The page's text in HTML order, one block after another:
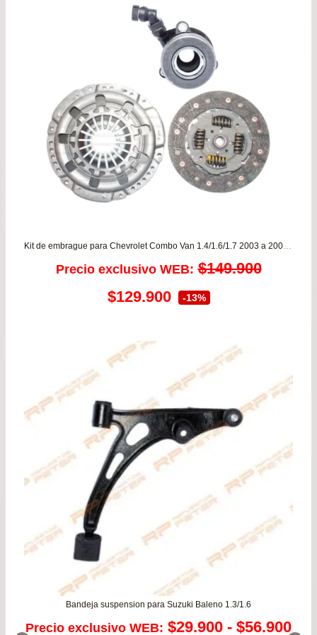
Kit de embrague para Chevrolet Combo Van 1.4/1.6/1.7 2003 a 2005 – Astra 1.8 desde año 2007 a 2013
Precio exclusivo WEB: $149.900
El
original
$149.900.
$129.900El
es:
$129.900.
-13%
Bandeja suspension para Suzuki Baleno 1.3/1.6
Precio exclusivo WEB: $29.900 - $56.900